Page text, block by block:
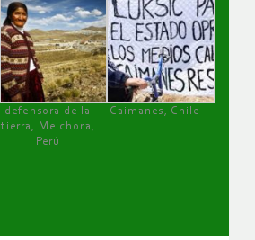
defensora de la
tierra, Melchora,
Perú
Caimanes, Chile